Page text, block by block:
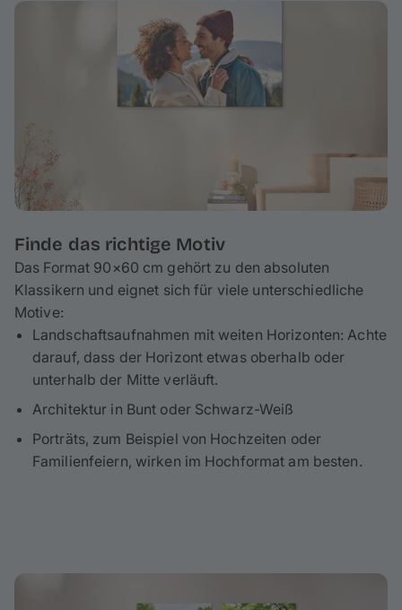
welches höchste
Stabilität und Langlebigkeit
garantiert. Deine Fotoleinwand wird auf einen ca. 2 cm
hohen Keilrahmen gespannt, wodurch am Rand ca. 3
cm deines Fotos umgeschlagen werden – behalte das
bei der Gestaltung im Hinterkopf. Bei Bedarf kannst du
Leinwand reinigen.
Finde das richtige Motiv
Das Format 90×60 cm gehört zu den absoluten
Klassikern und eignet sich für viele unterschiedliche
Motive:
Landschaftsaufnahmen mit weiten Horizonten: Achte
darauf, dass der Horizont etwas oberhalb oder
unterhalb der Mitte verläuft.
Architektur in Bunt oder Schwarz-Weiß
Porträts, zum Beispiel von Hochzeiten oder
Familienfeiern, wirken im Hochformat am besten.